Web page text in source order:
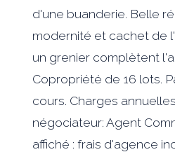
d'une buanderie. Belle
modernité et cachet de
un grenier complètent
Copropriété de 16 lots.
cours. Charges
négociateur: Agent
affiché : frais d'agence